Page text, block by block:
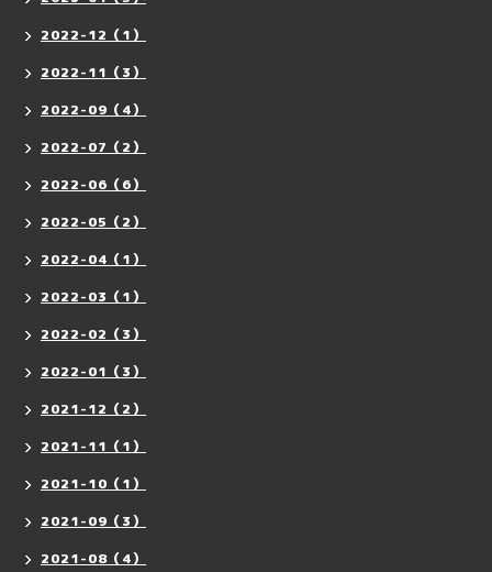
2022-12（1）
2022-11（3）
2022-09（4）
2022-07（2）
2022-06（6）
2022-05（2）
2022-04（1）
2022-03（1）
2022-02（3）
2022-01（3）
2021-12（2）
2021-11（1）
2021-10（1）
2021-09（3）
2021-08（4）